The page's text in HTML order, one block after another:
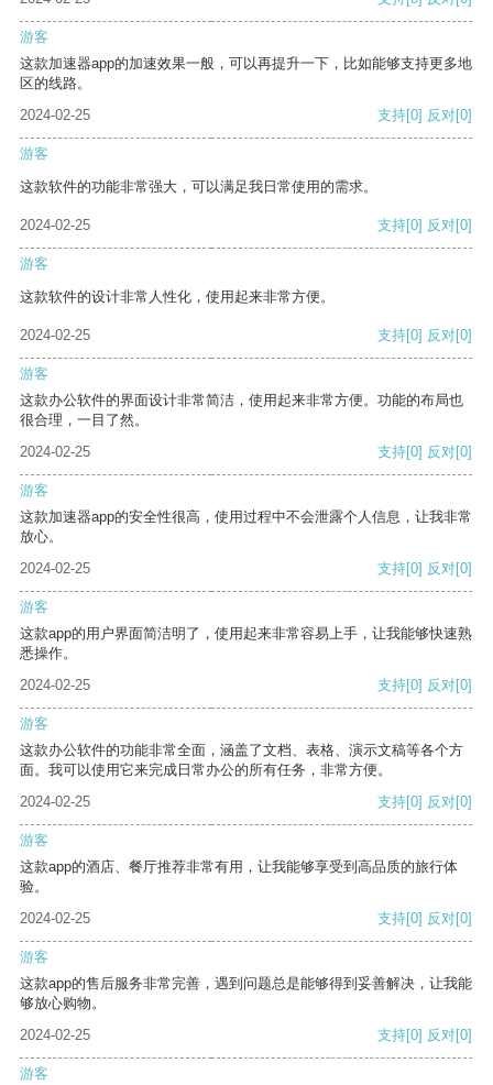
游客
这款加速器app的加速效果一般，可以再提升一下，比如能够支持更多地
区的线路。
2024-02-25
支持[0] 反对[0]
游客
这款软件的功能非常强大，可以满足我日常使用的需求。
2024-02-25 支持[0] 反对[0]
游客
这款软件的设计非常人性化，使用起来非常方便。
2024-02-25 支持[0] 反对[0]
游客
这款办公软件的界面设计非常简洁，使用起来非常方便。功能的布局也
很合理，一目了然。
2024-02-25
支持[0] 反对[0]
游客
这款加速器app的安全性很高，使用过程中不会泄露个人信息，让我非常
放心。
2024-02-25
支持[0] 反对[0]
游客
这款app的用户界面简洁明了，使用起来非常容易上手，让我能够快速熟
悉操作。
2024-02-25
支持[0] 反对[0]
游客
这款办公软件的功能非常全面，涵盖了文档、表格、演示文稿等各个方
面。我可以使用它来完成日常办公的所有任务，非常方便。
2024-02-25
支持[0] 反对[0]
游客
这款app的酒店、餐厅推荐非常有用，让我能够享受到高品质的旅行体
验。
2024-02-25
支持[0] 反对[0]
游客
这款app的售后服务非常完善，遇到问题总是能够得到妥善解决，让我能
够放心购物。
2024-02-25
支持[0] 反对[0]
游客